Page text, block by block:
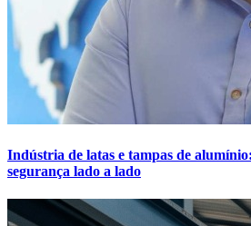
Indústria de latas e tampas de
segurança lado a lado